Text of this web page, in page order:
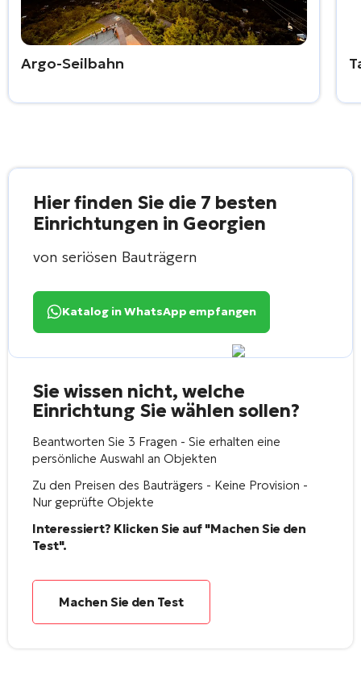
Argo-Seilbahn
Hier finden Sie die 7 besten
Einrichtungen in Georgien
von seriösen Bauträgern
Katalog in WhatsApp empfangen
Sie wissen nicht, welche
Einrichtung Sie wählen sollen?
Beantworten Sie 3 Fragen - Sie erhalten eine
persönliche Auswahl an Objekten
Zu den Preisen des Bauträgers - Keine Provision -
Nur geprüfte Objekte
Interessiert? Klicken Sie auf "Machen Sie den
Test".
Machen Sie den Test